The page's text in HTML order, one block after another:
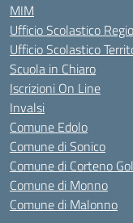
MIM
Ufficio Scolastico
Ufficio Scolastico
Scuola in Chiaro
Iscrizioni On Line
Invalsi
Comune Edolo
Comune di Sonico
Comune di Corteno
Comune di Monno
Comune di Malonno